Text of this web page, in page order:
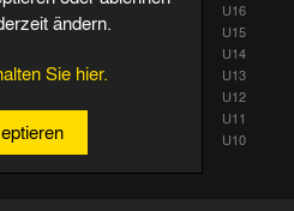
U16
U15
U14
U13
U12
U11
U10
ändern.
Sie hier.